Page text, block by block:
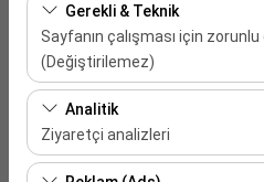
Gerekli & Teknik
Sayfanın çalışması için
(Değiştirilemez)
Bu çerezler sitenin doğru şekilde
oturum yönetimi ve temel
dışı bırakılamaz.
Analitik
Ziyaretçi analizleri
Bu çerezler, sitemizin nasıl
Bırakış Tarih & Saat